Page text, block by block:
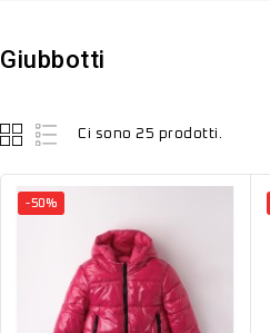
Giubbotti
Ci sono 25 prodotti.
-50%